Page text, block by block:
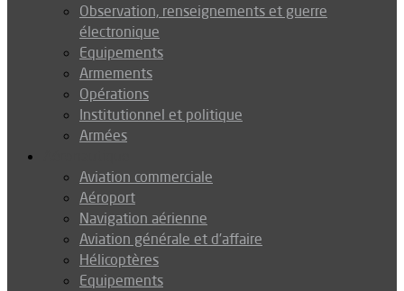
Observation, renseignements et guerre
électronique
Equipements
Armements
Opérations
Institutionnel et politique
Armées
Aviation commerciale
Aéroport
Navigation aérienne
Aviation générale et d’affaire
Hélicoptères
Equipements